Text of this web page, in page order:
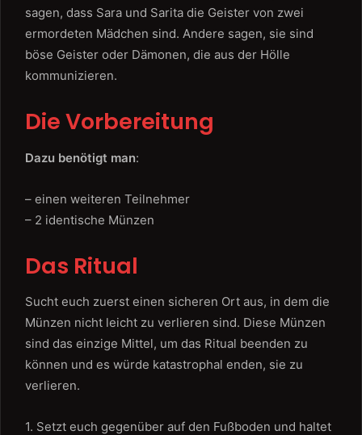
sagen, dass Sara und Sarita die Geister von zwei
ermordeten Mädchen sind. Andere sagen, sie sind
böse Geister oder Dämonen, die aus der Hölle
kommunizieren.
Die Vorbereitung
Dazu benötigt man:
– einen weiteren Teilnehmer
– 2 identische Münzen
Das Ritual
Sucht euch zuerst einen sicheren Ort aus, in dem die
Münzen nicht leicht zu verlieren sind. Diese Münzen
sind das einzige Mittel, um das Ritual beenden zu
können und es würde katastrophal enden, sie zu
verlieren.
1. Setzt euch gegenüber auf den Fußboden und haltet